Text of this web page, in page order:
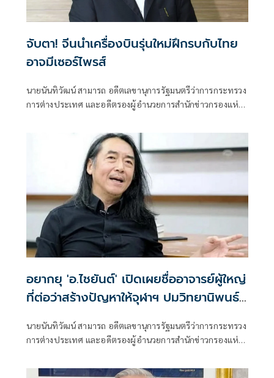
จับตา! จีนนำเครื่องบินรุ่นใหม่ฝึกรบกับไทย
อาจมีเซอร์ไพรส์
นายนันทิวัฒน์ สามารถ อดีตเลขานุการรัฐมนตรีว่าการกระทรวง
การต่างประเทศ และอดีตรองผู้อำนวยการสำนักข่าวกรองแห่ง
อยากยุ 'อ.ไชยันต์' ​เปิดเผยชื่ออาจารย์ผู้ใหญ่​
ที่ต่อว่าสร้างปัญหาให้จุฬาฯ ปมวิทยานิพนธ์
นายนันทิวัฒน์ สามารถ อดีตเลขานุการรัฐมนตรีว่าการกระทรวง
การต่างประเทศ และอดีตรองผู้อำนวยการสำนักข่าวกรองแห่ง
รุ่น 22 โพสต์เฟซบุ๊ก ระบุว่า